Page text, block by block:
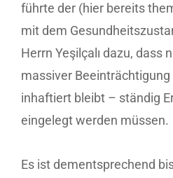
führte der (hier bereits
mit dem
Herrn Yeşilçalı dazu, dass
massiver
inhaftiert bleibt – ständig
eingelegt werden müssen.
Es ist dementsprechend